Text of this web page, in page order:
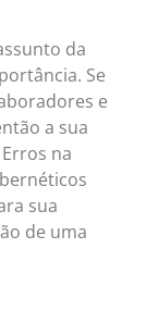
da
Se
e
a sua
na
sua
de uma